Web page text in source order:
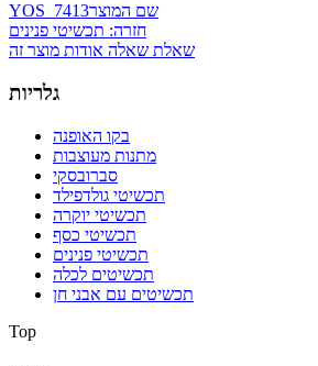
YOS_7413שם המוצר
חזרה: תכשיטי פנינים
שאלת שאלה אודות מוצר זה
גלריות
בקו האופנה
מתנות מעוצבות
סברובסקי
תכשיטי גולדפילד
תכשיטי יוקרה
תכשיטי כסף
תכשיטי פנינים
תכשיטים לכלה
תכשיטים עם אבני חן
Top